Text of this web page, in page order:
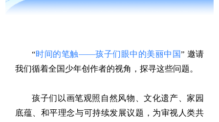
“时间的笔触——孩子们眼中的美丽中国” 邀请
我们循着全国少年创作者的视角，探寻这些问题。
孩子们以画笔观照自然风物、文化遗产、家园
底蕴、和平理念与可持续发展议题，为审视人类共